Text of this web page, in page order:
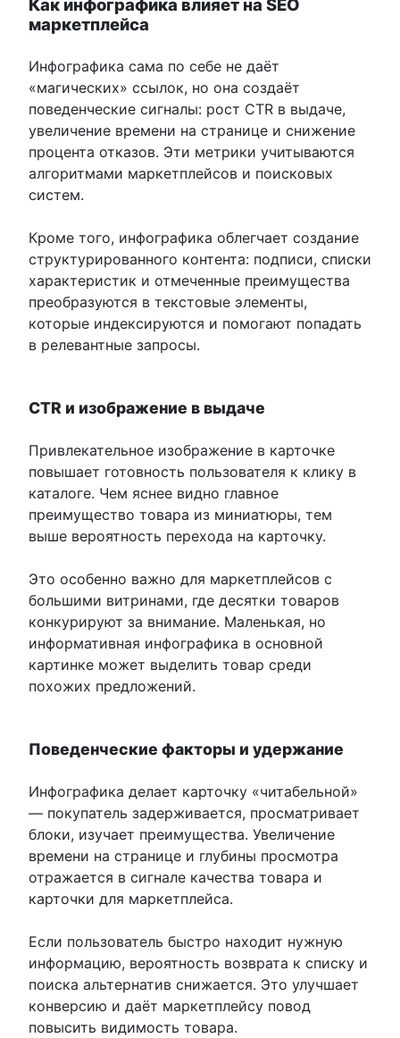
Как инфографика влияет на SEO
маркетплейса
Инфографика сама по себе не даёт
«магических» ссылок, но она создаёт
поведенческие сигналы: рост CTR в выдаче,
увеличение времени на странице и снижение
процента отказов. Эти метрики учитываются
алгоритмами маркетплейсов и поисковых
систем.
Кроме того, инфографика облегчает создание
структурированного контента: подписи, списки
характеристик и отмеченные преимущества
преобразуются в текстовые элементы,
которые индексируются и помогают попадать
в релевантные запросы.
CTR и изображение в выдаче
Привлекательное изображение в карточке
повышает готовность пользователя к клику в
каталоге. Чем яснее видно главное
преимущество товара из миниатюры, тем
выше вероятность перехода на карточку.
Это особенно важно для маркетплейсов с
большими витринами, где десятки товаров
конкурируют за внимание. Маленькая, но
информативная инфографика в основной
картинке может выделить товар среди
похожих предложений.
Поведенческие факторы и удержание
Инфографика делает карточку «читабельной»
— покупатель задерживается, просматривает
блоки, изучает преимущества. Увеличение
времени на странице и глубины просмотра
отражается в сигнале качества товара и
карточки для маркетплейса.
Если пользователь быстро находит нужную
информацию, вероятность возврата к списку и
поиска альтернатив снижается. Это улучшает
конверсию и даёт маркетплейсу повод
повысить видимость товара.